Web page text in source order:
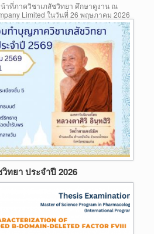
าที่ภาควิชาเภสัชวิทยา ศึกษาดูงาน ณ
Limited ในวันที่ 26 พฤษภาคม 2026
ทยา ประจำปี 2026